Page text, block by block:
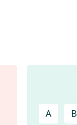
A B